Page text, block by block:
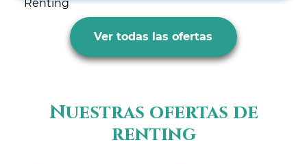
Ver todas las ofertas
Nuestras ofertas de
renting